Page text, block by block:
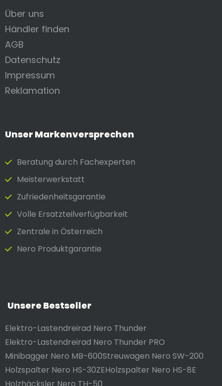
Über uns
Händler finden
AGB
Datenschutz
Impressum
Reklamation
Unser Markenversprechen
Beratung durch Fach­experten
Meister­werkstatt
Zufrieden­heits­garantie
Volle Ersatzteilverfügbarkeit
Zentrale in Österreich
Nero Produktgarantie
Unsere Bestseller
Elektro-Lastendreirad Nero Thunder
Elektro-Lastendreirad Nero Thunder PRO
Minibagger Nero MB-600Streuwagen Nero SW-200
Holzspalter Nero HS-30ZEHolzspalter Nero HS-8E